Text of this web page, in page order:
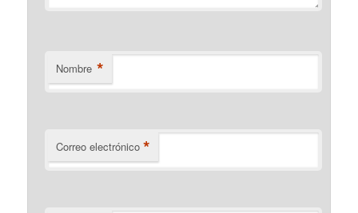
Nombre *
Correo electrónico *